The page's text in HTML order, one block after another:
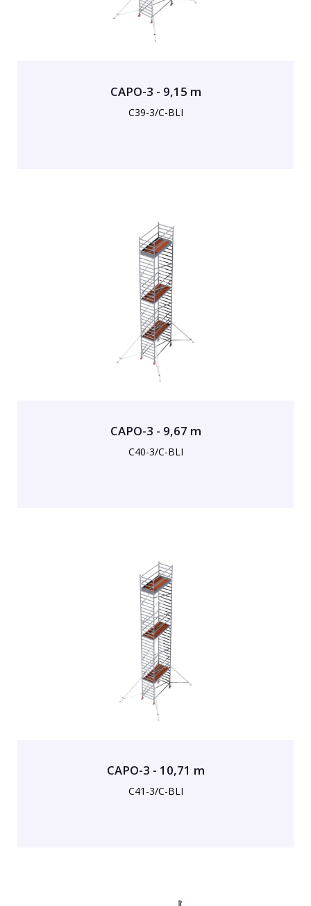
CAPO-3 - 9,15 m
C39-3/C-BLI
CAPO-3 - 9,67 m
C40-3/C-BLI
CAPO-3 - 10,71 m
C41-3/C-BLI